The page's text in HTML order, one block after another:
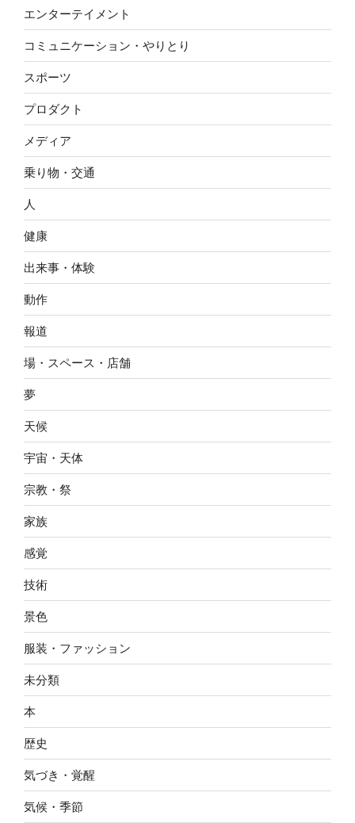
エンターテイメント
コミュニケーション・やりとり
スポーツ
プロダクト
メディア
乗り物・交通
人
健康
出来事・体験
動作
報道
場・スペース・店舗
夢
天候
宇宙・天体
宗教・祭
家族
感覚
技術
景色
服装・ファッション
未分類
本
歴史
気づき・覚醒
気候・季節